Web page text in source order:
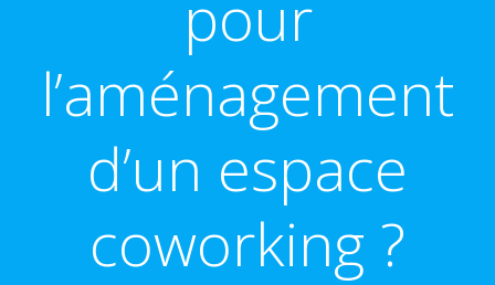
pour
l’aménagement
d’un espace
coworking ?